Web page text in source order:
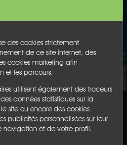
des cookies strictement
de ce site internet, des
cookies marketing afin
et les parcours.
utilisent également des traceurs
données statistiques sur la
site ou encore des cookies
publicités personnalisées sur leur
navigation et de votre profil.